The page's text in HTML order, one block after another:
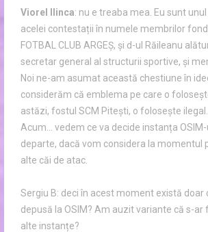
Viorel Ilinca: nu e treaba mea. Eu sunt
acelei contestații în numele membrilor
FOTBAL CLUB ARGEȘ, și d-ul Răileanu
secretar general al structurii sportive, și
Noi ne-am asumat această chestiune în
considerăm că emblema pe care o
astăzi, fostul SCM Pitești, o folosește ilegal.
Acum… vedem ce va decide instanța OSIM-
departe, dacă vom considera la momentul
alte căi de atac.
Sergiu B: deci în acest moment există doar
depusă la OSIM? Am auzit variante că s-ar
alte instanțe?